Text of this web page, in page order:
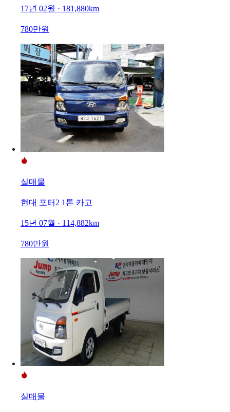
17년 02월 · 181,880km
780만원
실매물
현대 포터2 1톤 카고
15년 07월 · 114,882km
780만원
실매물